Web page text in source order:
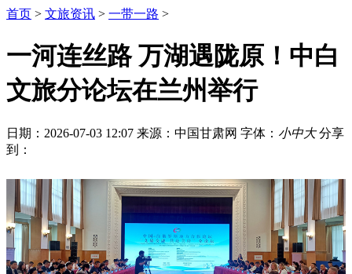
首页 > 文旅资讯 > 一带一路 >
一河连丝路 万湖遇陇原！中白
文旅分论坛在兰州举行
日期：2026-07-03 12:07 来源：中国甘肃网 字体： 小中大 分享
到：